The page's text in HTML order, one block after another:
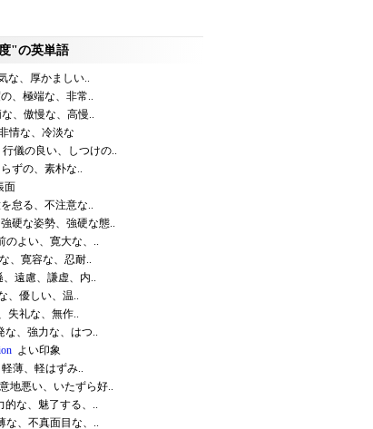
"の英単語
な、厚かましい..
、極端な、非常..
、傲慢な、高慢..
情な、冷淡な
行儀の良い、しつけの..
ずの、素朴な..
面
怠る、不注意な..
強硬な姿勢、強硬な態..
のよい、寛大な、..
、寛容な、忍耐..
、遠慮、謙虚、内..
、優しい、温..
失礼な、無作..
な、強力な、はつ..
よい印象
薄、軽はずみ..
意地悪い、いたずら好..
的な、魅了する、..
な、不真面目な、..